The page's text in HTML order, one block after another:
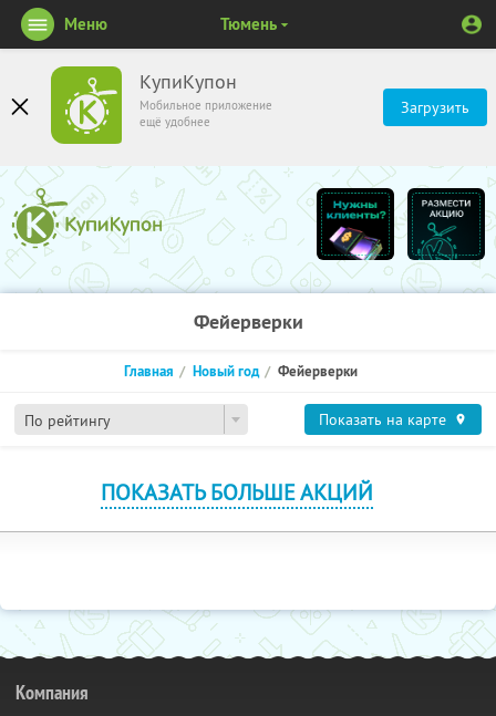
КупиКупон
Мобильное приложение
ещё удобнее
Загрузить
Меню Тюмень
Фейерверки
По рейтингу
Главная Новый год Фейерверки
Показать на карте
ПОКАЗАТЬ БОЛЬШЕ АКЦИЙ
Компания